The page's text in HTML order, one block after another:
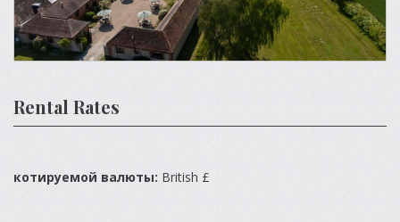
Rental Rates
котируемой валюты: British £